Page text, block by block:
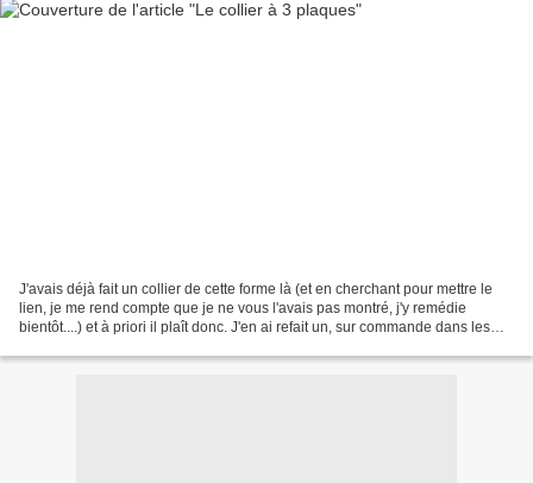
J'avais déjà fait un collier de cette forme là (et en cherchant pour mettre le
lien, je me rend compte que je ne vous l'avais pas montré, j'y remédie
bientôt....) et à priori il plaît donc. J'en ai refait un, sur commande dans les